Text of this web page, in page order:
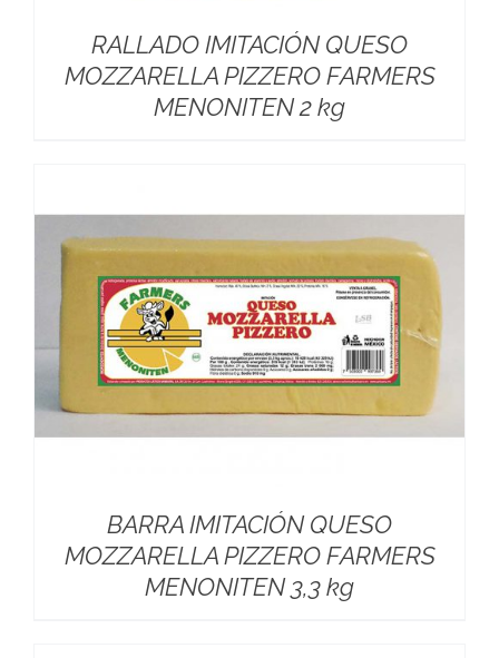
RALLADO IMITACIÓN QUESO
MOZZARELLA PIZZERO FARMERS
MENONITEN 2 kg
BARRA IMITACIÓN QUESO
MOZZARELLA PIZZERO FARMERS
MENONITEN 3,3 kg